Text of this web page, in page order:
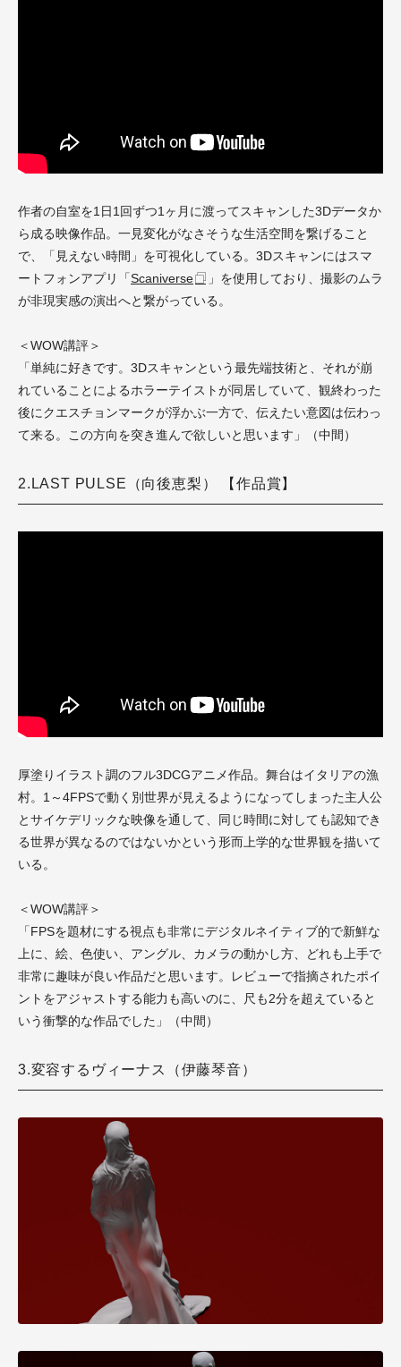
作者の自室を1日1回ずつ1ヶ月に渡ってスキャンした3Dデータか
ら成る映像作品。一見変化がなさそうな生活空間を繋げること
で、「見えない時間」を可視化している。3Dスキャンにはスマ
ートフォンアプリ「Scaniverse
」を使用しており、撮影のムラ
が非現実感の演出へと繋がっている。
＜WOW講評＞
「単純に好きです。3Dスキャンという最先端技術と、それが崩
れていることによるホラーテイストが同居していて、観終わった
後にクエスチョンマークが浮かぶ一方で、伝えたい意図は伝わっ
て来る。この方向を突き進んで欲しいと思います」（中間）
2.LAST PULSE（向後恵梨） 【作品賞】
厚塗りイラスト調のフル3DCGアニメ作品。舞台はイタリアの漁
村。1～4FPSで動く別世界が見えるようになってしまった主人公
とサイケデリックな映像を通して、同じ時間に対しても認知でき
る世界が異なるのではないかという形而上学的な世界観を描いて
いる。
＜WOW講評＞
「FPSを題材にする視点も非常にデジタルネイティブ的で新鮮な
上に、絵、色使い、アングル、カメラの動かし方、どれも上手で
非常に趣味が良い作品だと思います。レビューで指摘されたポイ
ントをアジャストする能力も高いのに、尺も2分を超えていると
いう衝撃的な作品でした」（中間）
3.変容するヴィーナス（伊藤琴音）